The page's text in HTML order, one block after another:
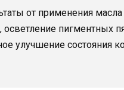
от применения масла
осветление пигментных
улучшение состояния